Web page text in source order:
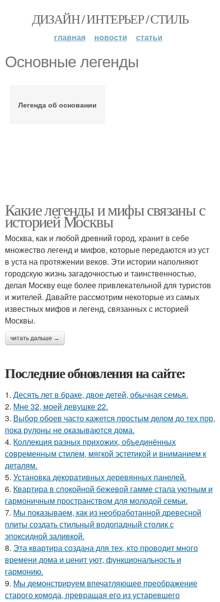
ДИЗАЙН / ИНТЕРЬЕР / СТИЛЬ
главная новости статьи
Основные легенды
Легенда об основании
Какие легенды и мифы связаны с
историей Москвы
Москва, как и любой древний город, хранит в себе
множество легенд и мифов, которые передаются из уст
в уста на протяжении веков. Эти истории наполняют
городскую жизнь загадочностью и таинственностью,
делая Москву еще более привлекательной для туристов
и жителей. Давайте рассмотрим некоторые из самых
известных мифов и легенд, связанных с историей
Москвы.
читать дальше →
Последние обновления на сайте:
1. Десять лет в браке, двое детей, обычная семья.
2. Мне 32, моей девушке 22.
3. Выбор обоев часто кажется простым делом до тех пор,
пока рулоны не оказываются дома.
4. Коллекция разных прихожих, объединённых
современным стилем, мягкой эстетикой и вниманием к
деталям.
5. Установка декоративных деревянных панелей.
6. Квартира в спокойной бежевой гамме стала уютным и
гармоничным пространством для молодой семьи.
7. Мы показываем, как из необработанной древесной
плиты создать стильный водопадный столик с
эпоксидной заливкой.
8. Эта квартира создана для тех, кто проводит много
времени дома и ценит уют, функциональность и
гармонию.
9. Мы демонстрируем впечатляющее преображение
старого комода, превращая его из устаревшего